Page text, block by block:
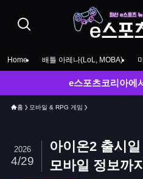
Home 배틀 아레나(LoL, MOBA)
e스포츠코리아에서 프로
홈 모바일 & RPG 게임
아이온2 출시일
모바일 정보까
2026
4/29